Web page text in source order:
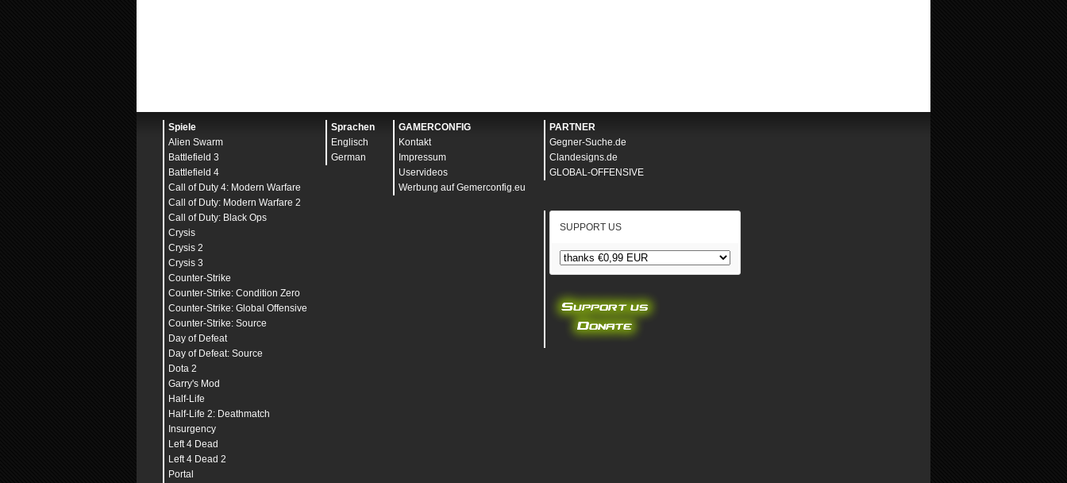
Spiele
Alien Swarm
Battlefield 3
Battlefield 4
Call of Duty 4: Modern Warfare
Call of Duty: Modern Warfare 2
Call of Duty: Black Ops
Crysis
Crysis 2
Crysis 3
Counter-Strike
Counter-Strike: Condition Zero
Counter-Strike: Global Offensive
Counter-Strike: Source
Day of Defeat
Day of Defeat: Source
Dota 2
Garry's Mod
Half-Life
Half-Life 2: Deathmatch
Insurgency
Left 4 Dead
Left 4 Dead 2
Portal
Sprachen
Englisch
German
GAMERCONFIG
Kontakt
Impressum
Uservideos
Werbung auf Gemerconfig.eu
PARTNER
Gegner-Suche.de
Clandesigns.de
GLOBAL-OFFENSIVE
SUPPORT US